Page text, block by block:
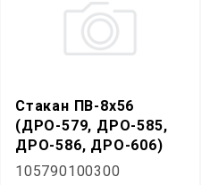
Стакан ПВ-8х56
(ДРО-579, ДРО-585,
ДРО-586, ДРО-606)
105790100300